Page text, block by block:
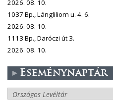
2026. 08. 10.
1037 Bp., Lángliliom u. 4. 6.
2026. 08. 10.
1113 Bp., Daróczi út 3.
2026. 08. 10.
Eseménynaptár